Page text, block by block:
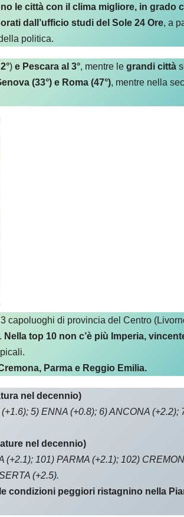
le città con il clima migliore, in grado
dall’ufficio studi del Sole 24 Ore, a
politica.
2°) e Pescara al 3°, mentre le grandi città
(33°) e Roma (47°), mentre nella
capoluoghi di provincia del Centro
Nella top 10 non c’è più Imperia,
Parma e Reggio Emilia.
nel decennio)
5) ENNA (+0.8); 6) ANCONA
nel decennio)
101) PARMA (+2.1); 102)
(+2.5).
condizioni peggiori ristagnino nella